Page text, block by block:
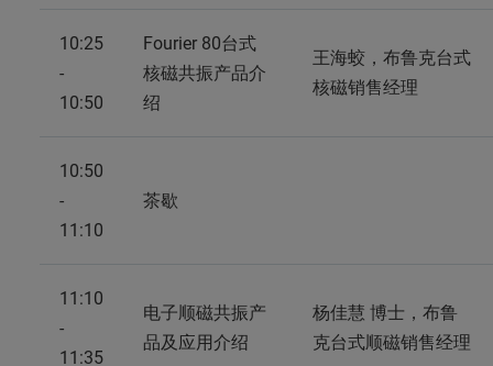
10:25
-
10:50
Fourier 80台式
核磁共振产品介
绍
王海蛟，布鲁克台式
核磁销售经理
10:50
-
11:10
茶歇
11:10
-
11:35
电子顺磁共振产
品及应用介绍
杨佳慧 博士，布鲁
克台式顺磁销售经理